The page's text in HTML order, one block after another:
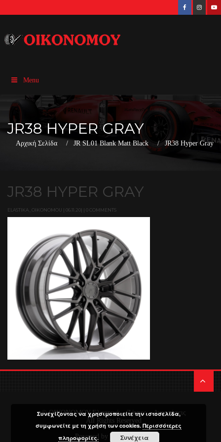
Menu
JR38 HYPER GRAY
Αρχική Σελίδα JR SL01 Blank Matt Black JR38 Hyper Gray
JR38 HYPER GRAY
ELASTIKA_OIKONOMOU | 06.11.20| | 0 COMMENTS
© ΟΙΚΟΝΟΜΟΥ Ελαστικά – Ζάντες – Αναρτήσεις
All Rights Reserved
Powered by Media Planners
Συνεχίζοντας να χρησιμοποιείτε την ιστοσελίδα,
συμφωνείτε με τη χρήση των cookies.Περισσότερες
πληροφορίες.
Συνέχεια